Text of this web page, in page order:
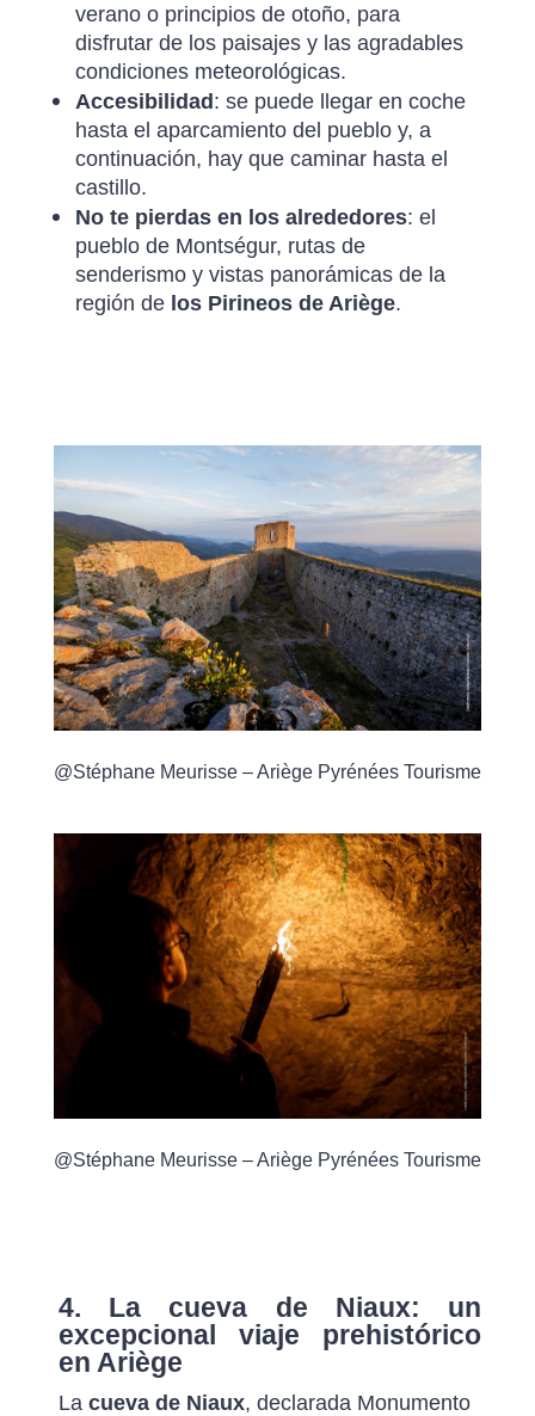
verano o principios de otoño, para
disfrutar de los paisajes y las agradables
condiciones meteorológicas.
Accesibilidad : se puede llegar en coche
hasta el aparcamiento del pueblo y, a
continuación, hay que caminar hasta el
castillo.
No te pierdas en los alrededores: el
pueblo de Montségur, rutas de
senderismo y vistas panorámicas de la
región de los Pirineos de Ariège.
@Stéphane Meurisse – Ariège Pyrénées Tourisme
@Stéphane Meurisse – Ariège Pyrénées Tourisme
4. La cueva de Niaux: un
excepcional viaje prehistórico
en Ariège
La cueva de Niaux, declarada Monumento